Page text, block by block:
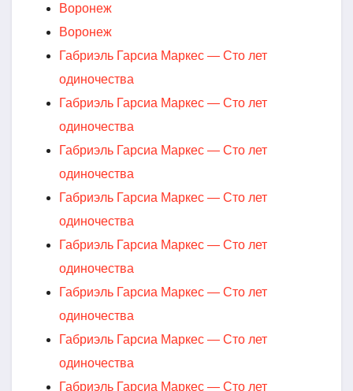
Воронеж
Воронеж
Габриэль Гарсиа Маркес — Сто лет
одиночества
Габриэль Гарсиа Маркес — Сто лет
одиночества
Габриэль Гарсиа Маркес — Сто лет
одиночества
Габриэль Гарсиа Маркес — Сто лет
одиночества
Габриэль Гарсиа Маркес — Сто лет
одиночества
Габриэль Гарсиа Маркес — Сто лет
одиночества
Габриэль Гарсиа Маркес — Сто лет
одиночества
Габриэль Гарсиа Маркес — Сто лет